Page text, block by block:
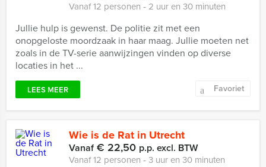
Vanaf 12 personen ‐ 2 uur en 30 minuten
Jullie hulp is gewenst. De politie zit met een
onopgeloste moordzaak in haar maag. Jullie moeten net
zoals in de TV-serie aanwijzingen vinden op diverse
locaties in het ...
LEES MEER Favoriet
Wie is de Rat in Utrecht
Vanaf€ 22,50 p.p. excl. BTW
Vanaf 12 personen ‐ 3 uur en 30 minuten